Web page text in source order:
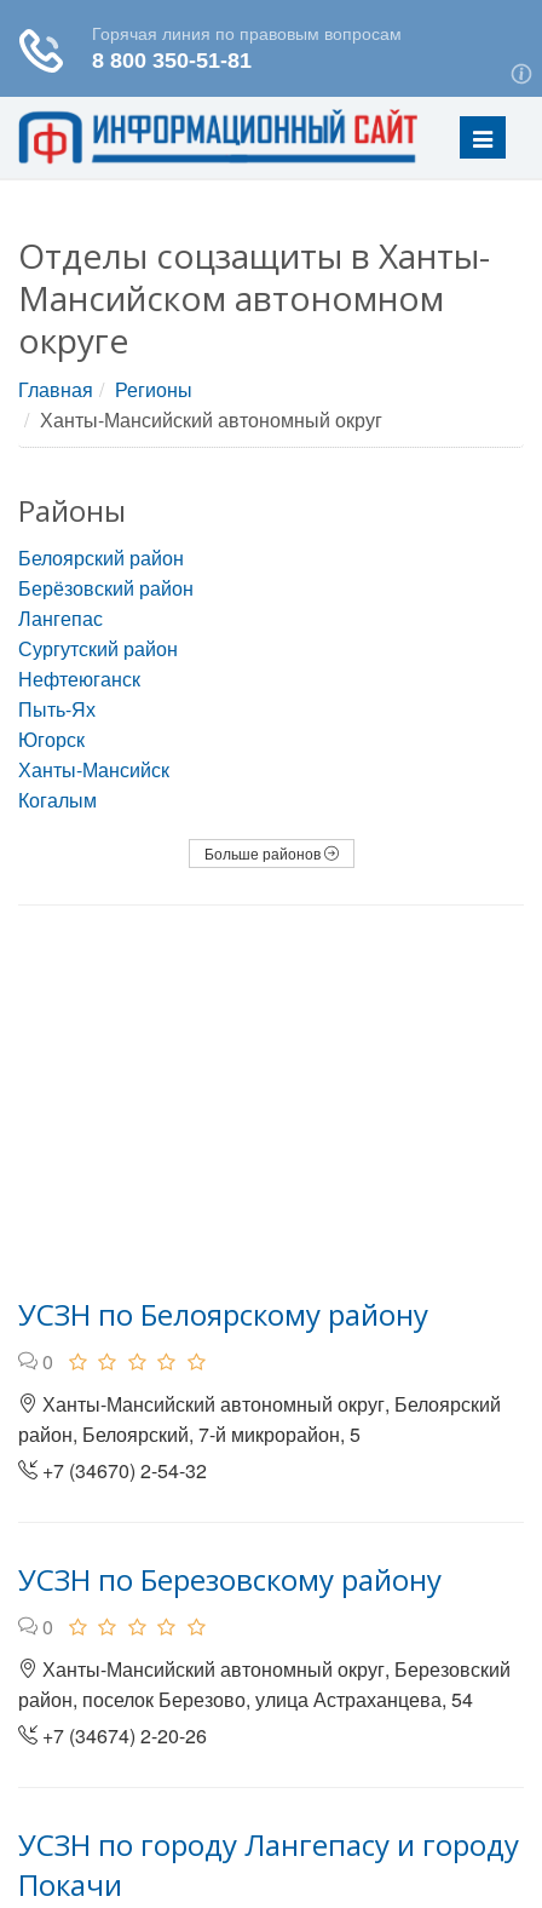
Меню
Отделы соцзащиты в Ханты-
Мансийском автономном
округе
Главная
Регионы
Ханты-Мансийский автономный округ
Районы
Белоярский район
Берёзовский район
Лангепас
Сургутский район
Нефтеюганск
Пыть-Ях
Югорск
Ханты-Мансийск
Когалым
Больше районов
УСЗН по Белоярскому району
0
Ханты-Мансийский автономный округ, Белоярский
район, Белоярский, 7-й микрорайон, 5
+7 (34670) 2-54-32
УСЗН по Березовскому району
0
Ханты-Мансийский автономный округ, Березовский
район, поселок Березово, улица Астраханцева, 54
+7 (34674) 2-20-26
УСЗН по городу Лангепасу и городу
Покачи